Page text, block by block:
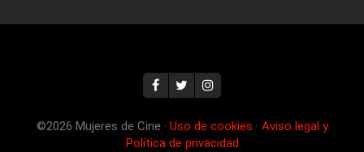
©2026 Mujeres de Cine · Uso de cookies · Aviso legal y
Política de privacidad